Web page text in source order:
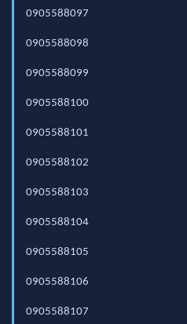
0905588097
0905588098
0905588099
0905588100
0905588101
0905588102
0905588103
0905588104
0905588105
0905588106
0905588107